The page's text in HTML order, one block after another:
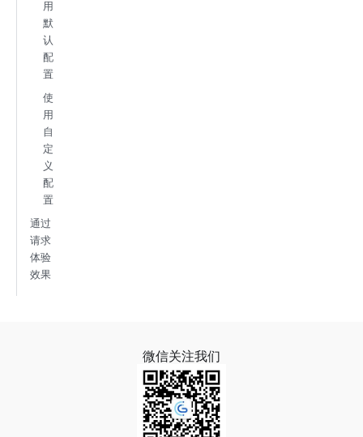
用
默
认
配
置
使
用
自
定
义
配
置
通过
请求
体验
效果
微信关注我们